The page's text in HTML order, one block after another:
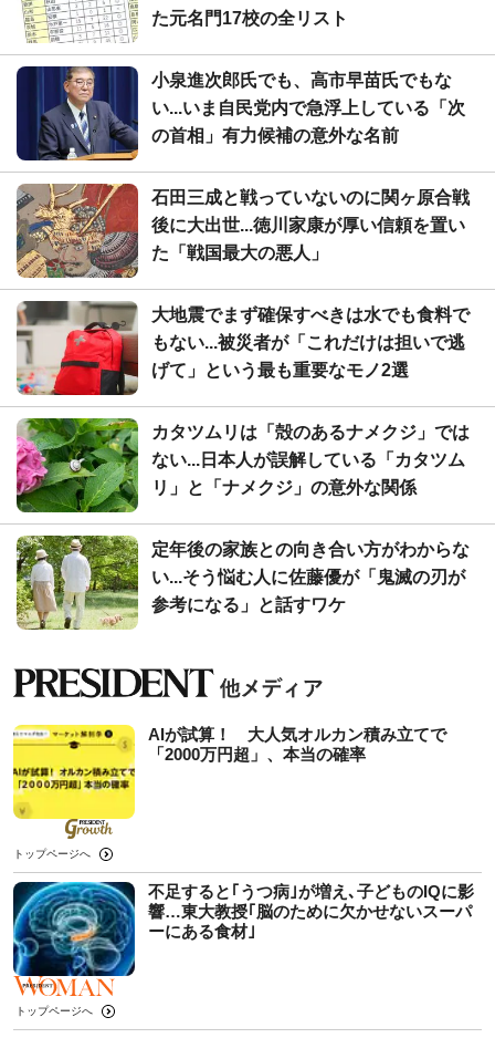
た元名門17校の全リスト
小泉進次郎氏でも、高市早苗氏でもな
い...いま自民党内で急浮上している「次
の首相」有力候補の意外な名前
石田三成と戦っていないのに関ヶ原合戦
後に大出世...徳川家康が厚い信頼を置い
た「戦国最大の悪人」
大地震でまず確保すべきは水でも食料で
もない...被災者が「これだけは担いで逃
げて」という最も重要なモノ2選
カタツムリは「殻のあるナメクジ」では
ない...日本人が誤解している「カタツム
リ」と「ナメクジ」の意外な関係
定年後の家族との向き合い方がわからな
い...そう悩む人に佐藤優が「鬼滅の刃が
参考になる」と話すワケ
AIが試算！ 大人気オルカン積み立てで
「2000万円超」、本当の確率
トップページへ
不足すると｢うつ病｣が増え､子どものIQに影
響…東大教授｢脳のために欠かせないスーパ
ーにある食材｣
トップページへ